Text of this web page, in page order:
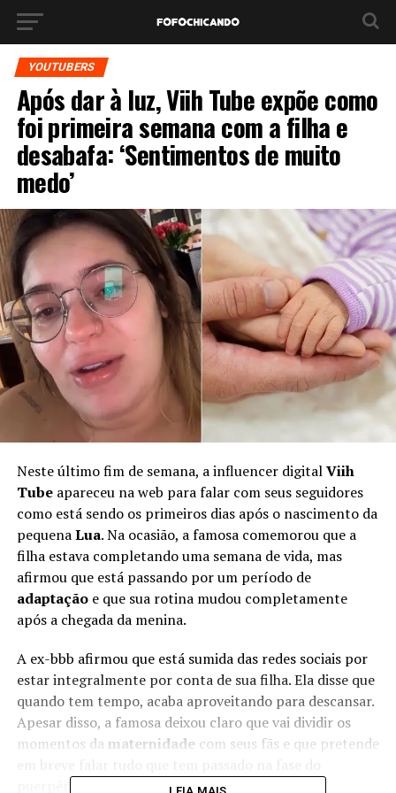
YOUTUBERS
Após dar à luz, Viih Tube expõe como
foi primeira semana com a filha e
desabafa: ‘Sentimentos de muito
medo’
Neste último fim de semana, a influencer digitalViih
Tube apareceu na web para falar com seus seguidores
como está sendo os primeiros dias após o nascimento da
pequenaLua. Na ocasião, a famosa comemorou que a
filha estava completando uma semana de vida, mas
afirmou que está passando por um período de
adaptaçãoe que sua rotina mudou completamente
após a chegada da menina.
A ex-bbb afirmou que está sumida das redes sociais por
estar integralmente por conta de sua filha. Ela disse que
quando tem tempo, acaba aproveitando para descansar.
Apesar disso, a famosa deixou claro que vai dividir os
momentos da maternidade com seus fãs e que pretende